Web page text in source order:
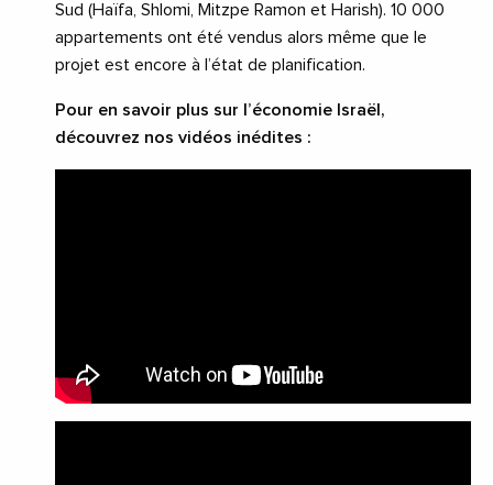
Sud (Haïfa, Shlomi, Mitzpe Ramon et Harish). 10 000
appartements ont été vendus alors même que le
projet est encore à l’état de planification.
Pour en savoir plus sur l’économie Israël,
découvrez nos vidéos inédites :